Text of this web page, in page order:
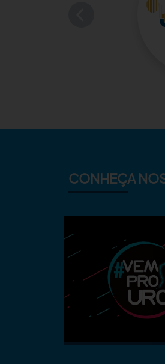
CONHEÇA